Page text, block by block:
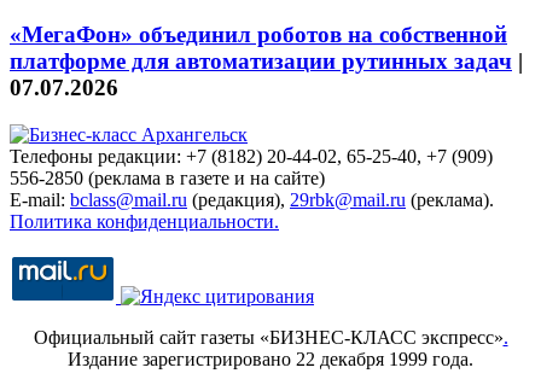
«МегаФон» объединил роботов на собственной
платформе для автоматизации рутинных задач |
07.07.2026
Телефоны редакции: +7 (8182) 20-44-02, 65-25-40, +7 (909)
556-2850 (реклама в газете и на сайте)
E-mail: bclass@mail.ru (редакция), 29rbk@mail.ru (реклама).
Политика конфиденциальности.
Официальный сайт газеты «БИЗНЕС-КЛАСС экспресс».
Издание зарегистрировано 22 декабря 1999 года.